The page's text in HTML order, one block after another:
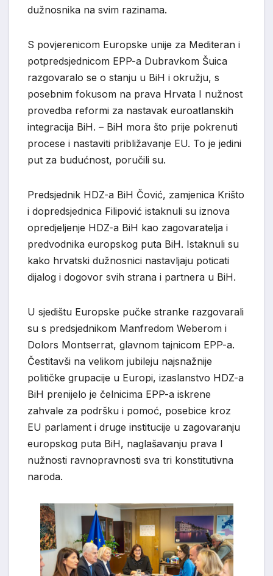
dužnosnika na svim razinama.
S povjerenicom Europske unije za Mediteran i
potpredsjednicom EPP-a Dubravkom Šuica
razgovaralo se o stanju u BiH i okružju, s
posebnim fokusom na prava Hrvata I nužnost
provedba reformi za nastavak euroatlanskih
integracija BiH. – BiH mora što prije pokrenuti
procese i nastaviti približavanje EU. To je jedini
put za budućnost, poručili su.
Predsjednik HDZ-a BiH Čović, zamjenica Krišto
i dopredsjednica Filipović istaknuli su iznova
opredjeljenje HDZ-a BiH kao zagovaratelja i
predvodnika europskog puta BiH. Istaknuli su
kako hrvatski dužnosnici nastavljaju poticati
dijalog i dogovor svih strana i partnera u BiH.
U sjedištu Europske pučke stranke razgovarali
su s predsjednikom Manfredom Weberom i
Dolors Montserrat, glavnom tajnicom EPP-a.
Čestitavši na velikom jubileju najsnažnije
političke grupacije u Europi, izaslanstvo HDZ-a
BiH prenijelo je čelnicima EPP-a iskrene
zahvale za podršku i pomoć, posebice kroz
EU parlament i druge institucije u zagovaranju
europskog puta BiH, naglašavanju prava I
nužnosti ravnopravnosti sva tri konstitutivna
naroda.